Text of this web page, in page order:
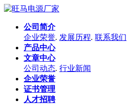
公司简介
企业荣誉. 发展历程. 联系我们
产品中心
文章中心
公司动态. 行业新闻
企业荣誉
证书管理
人才招聘